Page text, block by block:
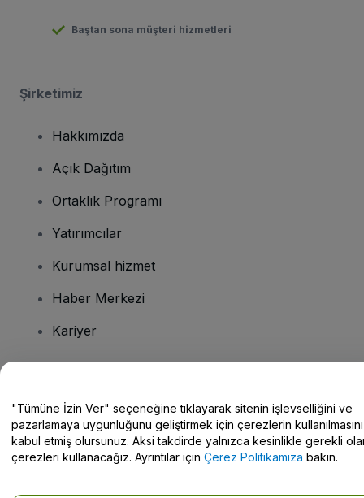
Baştan sona müşteri hizmetleri
Şirketimiz
Hakkımızda
Açık Dağıtım
Ortaklık Programı
Yatırımcılar
Kurumsal hizmet
Haber Merkezi
Kariyer
Yardım Merkezi / Bize Ulaşın
"Tümüne İzin Ver" seçeneğine tıklayarak sitenin işlevselliğini ve
pazarlamaya uygunluğunu geliştirmek için çerezlerin kullanılmasını
kabul etmiş olursunuz. Aksi takdirde yalnızca kesinlikle gerekli
çerezleri kullanacağız. Ayrıntılar için Çerez Politikamıza bakın.